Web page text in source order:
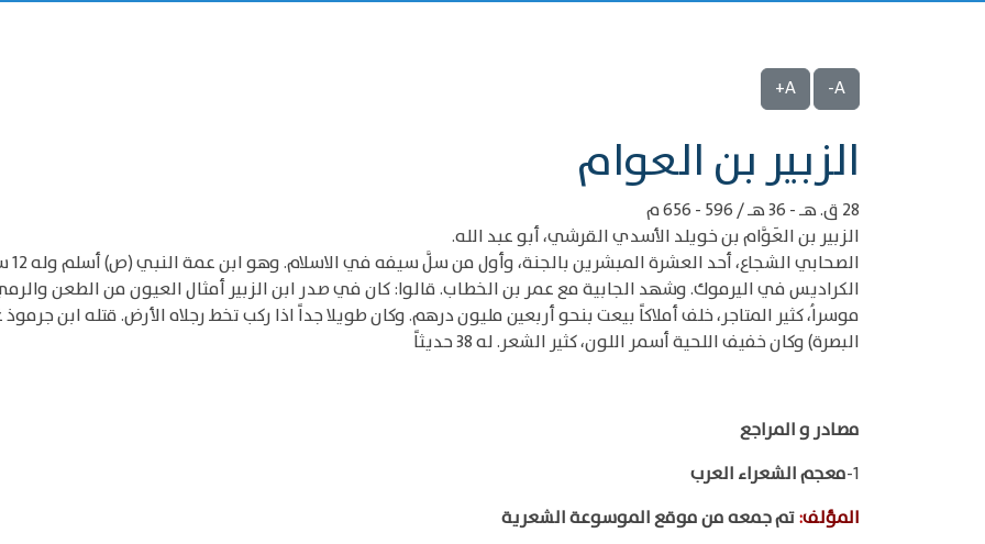
A-
A+
‌‌الزبير بن العوام
28 ق. هـ - 36 هـ / 596 - 656 م
الزبير بن العَوَّام بن خويلد الأسدي القرشي، أبو عبد الله.
الكراديس في اليرموك. وشهد الجابية مع عمر بن الخطاب. قالوا: كان في صدر ابن الزبير أمثال العيون من الطعن
موسراُ، كثير المتاجر، خلف أملاكاً بيعت بنحو أربعين مليون درهم. وكان طويلا جداً اذا ركب تخط رجلاه الأرض. قتله ابن
البصرة) وكان خفيف اللحية أسمر اللون، كثير الشعر. له 38 حديثاً
مصادر و المراجع
1- معجم الشعراء العرب
المؤلف:تم جمعه من موقع الموسوعة الشعرية